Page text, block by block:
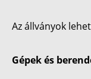
Az állványok
Gépek és